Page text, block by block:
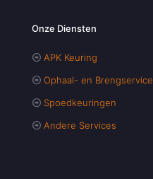
Onze Diensten
APK Keuring
Ophaal- en Brengservice
Spoedkeuringen
Andere Services